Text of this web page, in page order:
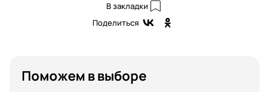
В закладки
Поделиться
Поможем в выборе